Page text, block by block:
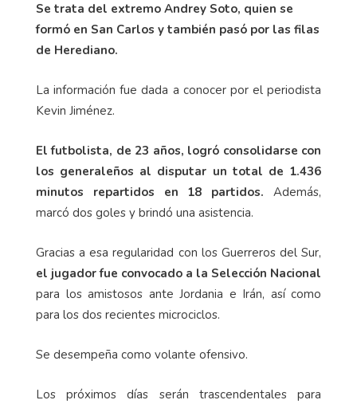
Se trata del extremo Andrey Soto, quien se
formó en San Carlos y también pasó por las filas
de Herediano.
La información fue dada a conocer por el periodista
Kevin Jiménez.
El futbolista, de 23 años, logró consolidarse con
los generaleños al disputar un total de 1.436
minutos repartidos en 18 partidos. Además,
marcó dos goles y brindó una asistencia.
Gracias a esa regularidad con los Guerreros del Sur,
el jugador fue convocado a la Selección Nacional
para los amistosos ante Jordania e Irán, así como
para los dos recientes microciclos.
Se desempeña como volante ofensivo.
Los próximos días serán trascendentales para